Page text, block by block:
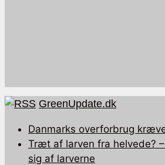
GreenUpdate.dk
Danmarks overforbrug
Træt af larven fra helvede?
sig af larverne